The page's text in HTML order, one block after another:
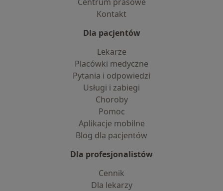
Kontakt
Dla pacjentów
Lekarze
Placówki medyczne
Pytania i odpowiedzi
Usługi i zabiegi
Choroby
Pomoc
Aplikacje mobilne
Blog dla pacjentów
Dla profesjonalistów
Cennik
Dla lekarzy